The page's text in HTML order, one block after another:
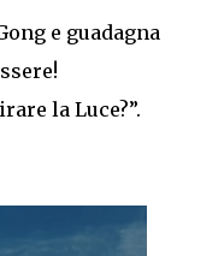
e guadagna
la Luce?”.